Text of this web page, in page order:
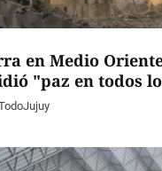
en Medio
"paz en todos